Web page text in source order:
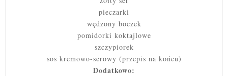
pieczarki
wędzony boczek
pomidorki koktajlowe
szczypiorek
sos kremowo-serowy (przepis na końcu)
Dodatkowo: